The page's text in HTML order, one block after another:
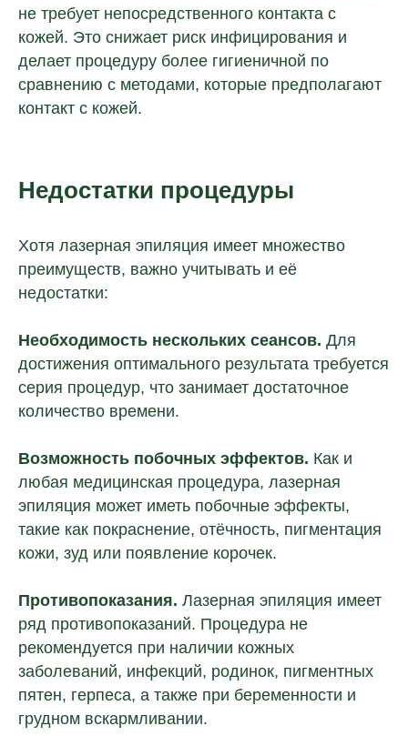
не требует непосредственного контакта с
кожей. Это снижает риск инфицирования и
делает процедуру более гигиеничной по
сравнению с методами, которые предполагают
контакт с кожей.
Недостатки процедуры
Хотя лазерная эпиляция имеет множество
преимуществ, важно учитывать и её
недостатки:
Необходимость нескольких сеансов. Для
достижения оптимального результата требуется
серия процедур, что занимает достаточное
количество времени.
Возможность побочных эффектов. Как и
любая медицинская процедура, лазерная
эпиляция может иметь побочные эффекты,
такие как покраснение, отёчность, пигментация
кожи, зуд или появление корочек.
Противопоказания. Лазерная эпиляция имеет
ряд противопоказаний. Процедура не
рекомендуется при наличии кожных
заболеваний, инфекций, родинок, пигментных
пятен, герпеса, а также при беременности и
грудном вскармливании.
Остались вопросы?
Оставьте свои контактные данные.
Наш специалист свяжется с вами
и подробно расскажет, как открыть
клинику в вашем городе.
конфиденциальности
данных
Отправить